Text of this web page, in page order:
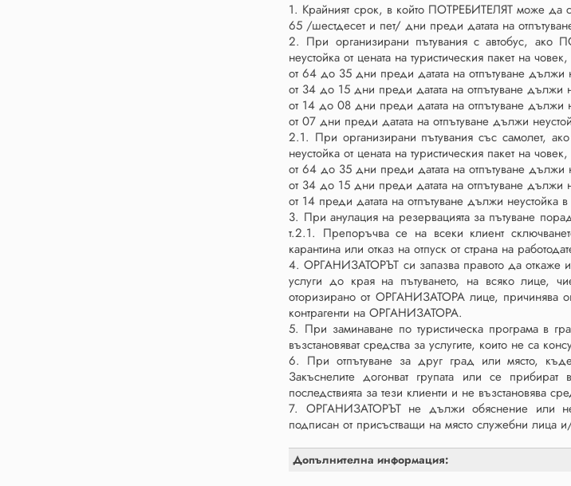
1. Крайният срок, в който ПОТРЕБИТЕЛЯТ може да
65 /шестдесет и пет/ дни преди датата на
2. При организирани пътувания с автобус, ако
неустойка от цената на туристическия пакет на
от 64 до 35 дни преди датата на отпътуване дължи
от 34 до 15 дни преди датата на отпътуване дължи
от 14 до 08 дни преди датата на отпътуване дължи
от 07 дни преди датата на отпътуване дължи
2.1. При организирани пътувания със самолет,
неустойка от цената на туристическия пакет на
от 64 до 35 дни преди датата на отпътуване дължи
от 34 до 15 дни преди датата на отпътуване дължи
от 14 преди датата на отпътуване дължи неустойка
3. При анулация на резервацията за пътуване
т.2.1. Препоръчва се на всеки клиент
карантина или отказ на отпуск от страна на
4. ОРГАНИЗАТОРЪТ си запазва правото да откаже
услуги до края на пътуването, на всяко лице,
оторизирано от ОРГАНИЗАТОРА лице, причинява
контрагенти на ОРГАНИЗАТОРА.
5. При заминаване по туристическа програма в
възстановяват средства за услугите, които не са
6. При отпътуване за друг град или място,
Закъснелите догонват групата или се
последствията за тези клиенти и не възстановява
7. ОРГАНИЗАТОРЪТ не дължи обяснение или
подписан от присъстващи на място служебни лица
Допълнителна информация: